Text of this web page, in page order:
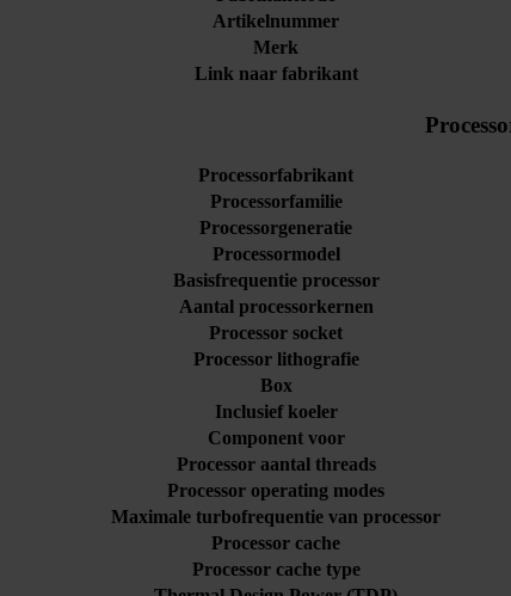
Artikelnummer
Merk
Link naar fabrikant
Processorfabrikant
Processorfamilie
Processorgeneratie
Processormodel
Basisfrequentie processor
Aantal processorkernen
Processor socket
Processor lithografie
Box
Inclusief koeler
Component voor
Processor aantal threads
Processor operating modes
Maximale turbofrequentie van processor
Processor cache
Processor cache type